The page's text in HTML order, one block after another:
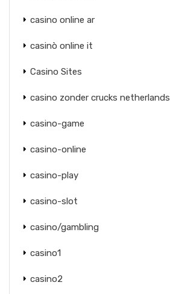
casino online ar
casinò online it
Casino Sites
casino zonder crucks netherlands
casino-game
casino-online
casino-play
casino-slot
casino/gambling
casino1
casino2